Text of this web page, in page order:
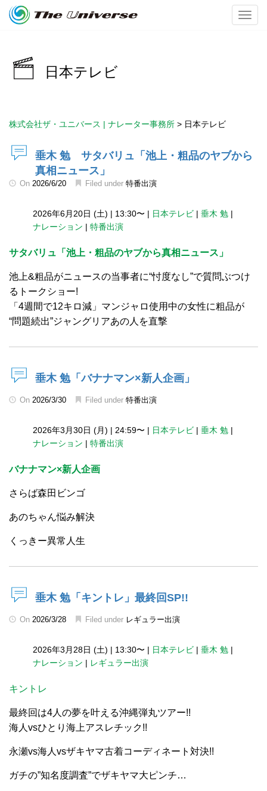
日本テレビ
株式会社ザ・ユニバース | ナレーター事務所 > 日本テレビ
垂木 勉 サタバリュ「池上・粗品のヤブから
真相ニュース」
On 2026/6/20 Filed under 特番出演
2026年6月20日 (土) | 13:30〜 | 日本テレビ | 垂木 勉 |
ナレーション | 特番出演
サタバリュ「池上・粗品のヤブから真相ニュース」
池上&粗品がニュースの当事者に“忖度なし”で質問ぶつけ
るトークショー!
「4週間で12キロ減」マンジャロ使用中の女性に粗品が
“問題続出”ジャングリアあの人を直撃
垂木 勉「バナナマン×新人企画」
On 2026/3/30 Filed under 特番出演
2026年3月30日 (月) | 24:59〜 | 日本テレビ | 垂木 勉 |
ナレーション | 特番出演
バナナマン×新人企画
さらば森田ビンゴ
あのちゃん悩み解決
くっきー異常人生
垂木 勉「キントレ」最終回SP!!
On 2026/3/28 Filed under レギュラー出演
2026年3月28日 (土) | 13:30〜 | 日本テレビ | 垂木 勉 |
ナレーション | レギュラー出演
キントレ
最終回は4人の夢を叶える沖縄弾丸ツアー!!
海人vsひとり海上アスレチック!!
永瀬vs海人vsザキヤマ古着コーディネート対決!!
ガチの”知名度調査”でザキヤマ大ピンチ…